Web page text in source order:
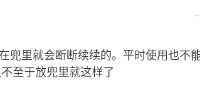
兜里就会断断续续的。平时使用也不
至于放兜里就这样了